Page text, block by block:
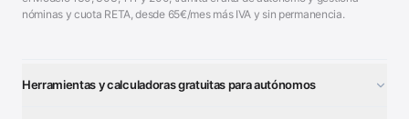
nóminas y cuota RETA, desde 65€/mes más IVA y sin permanencia.
Herramientas y calculadoras gratuitas para autónomos